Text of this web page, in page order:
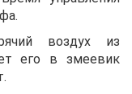
воздух из
его в змеевик